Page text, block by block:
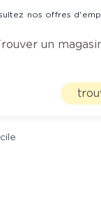
nos offres
un